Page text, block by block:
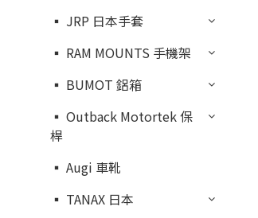
▪︎ JRP 日本手套
▪︎ RAM MOUNTS 手機架
▪︎ BUMOT 鋁箱
▪︎ Outback Motortek 保
桿
▪︎ Augi 車靴
▪︎ TANAX 日本